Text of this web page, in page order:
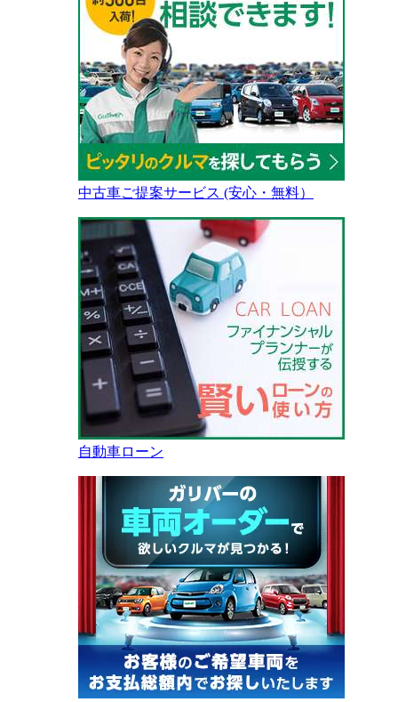
中古車ご提案サービス (安心・無料）
自動車ローン